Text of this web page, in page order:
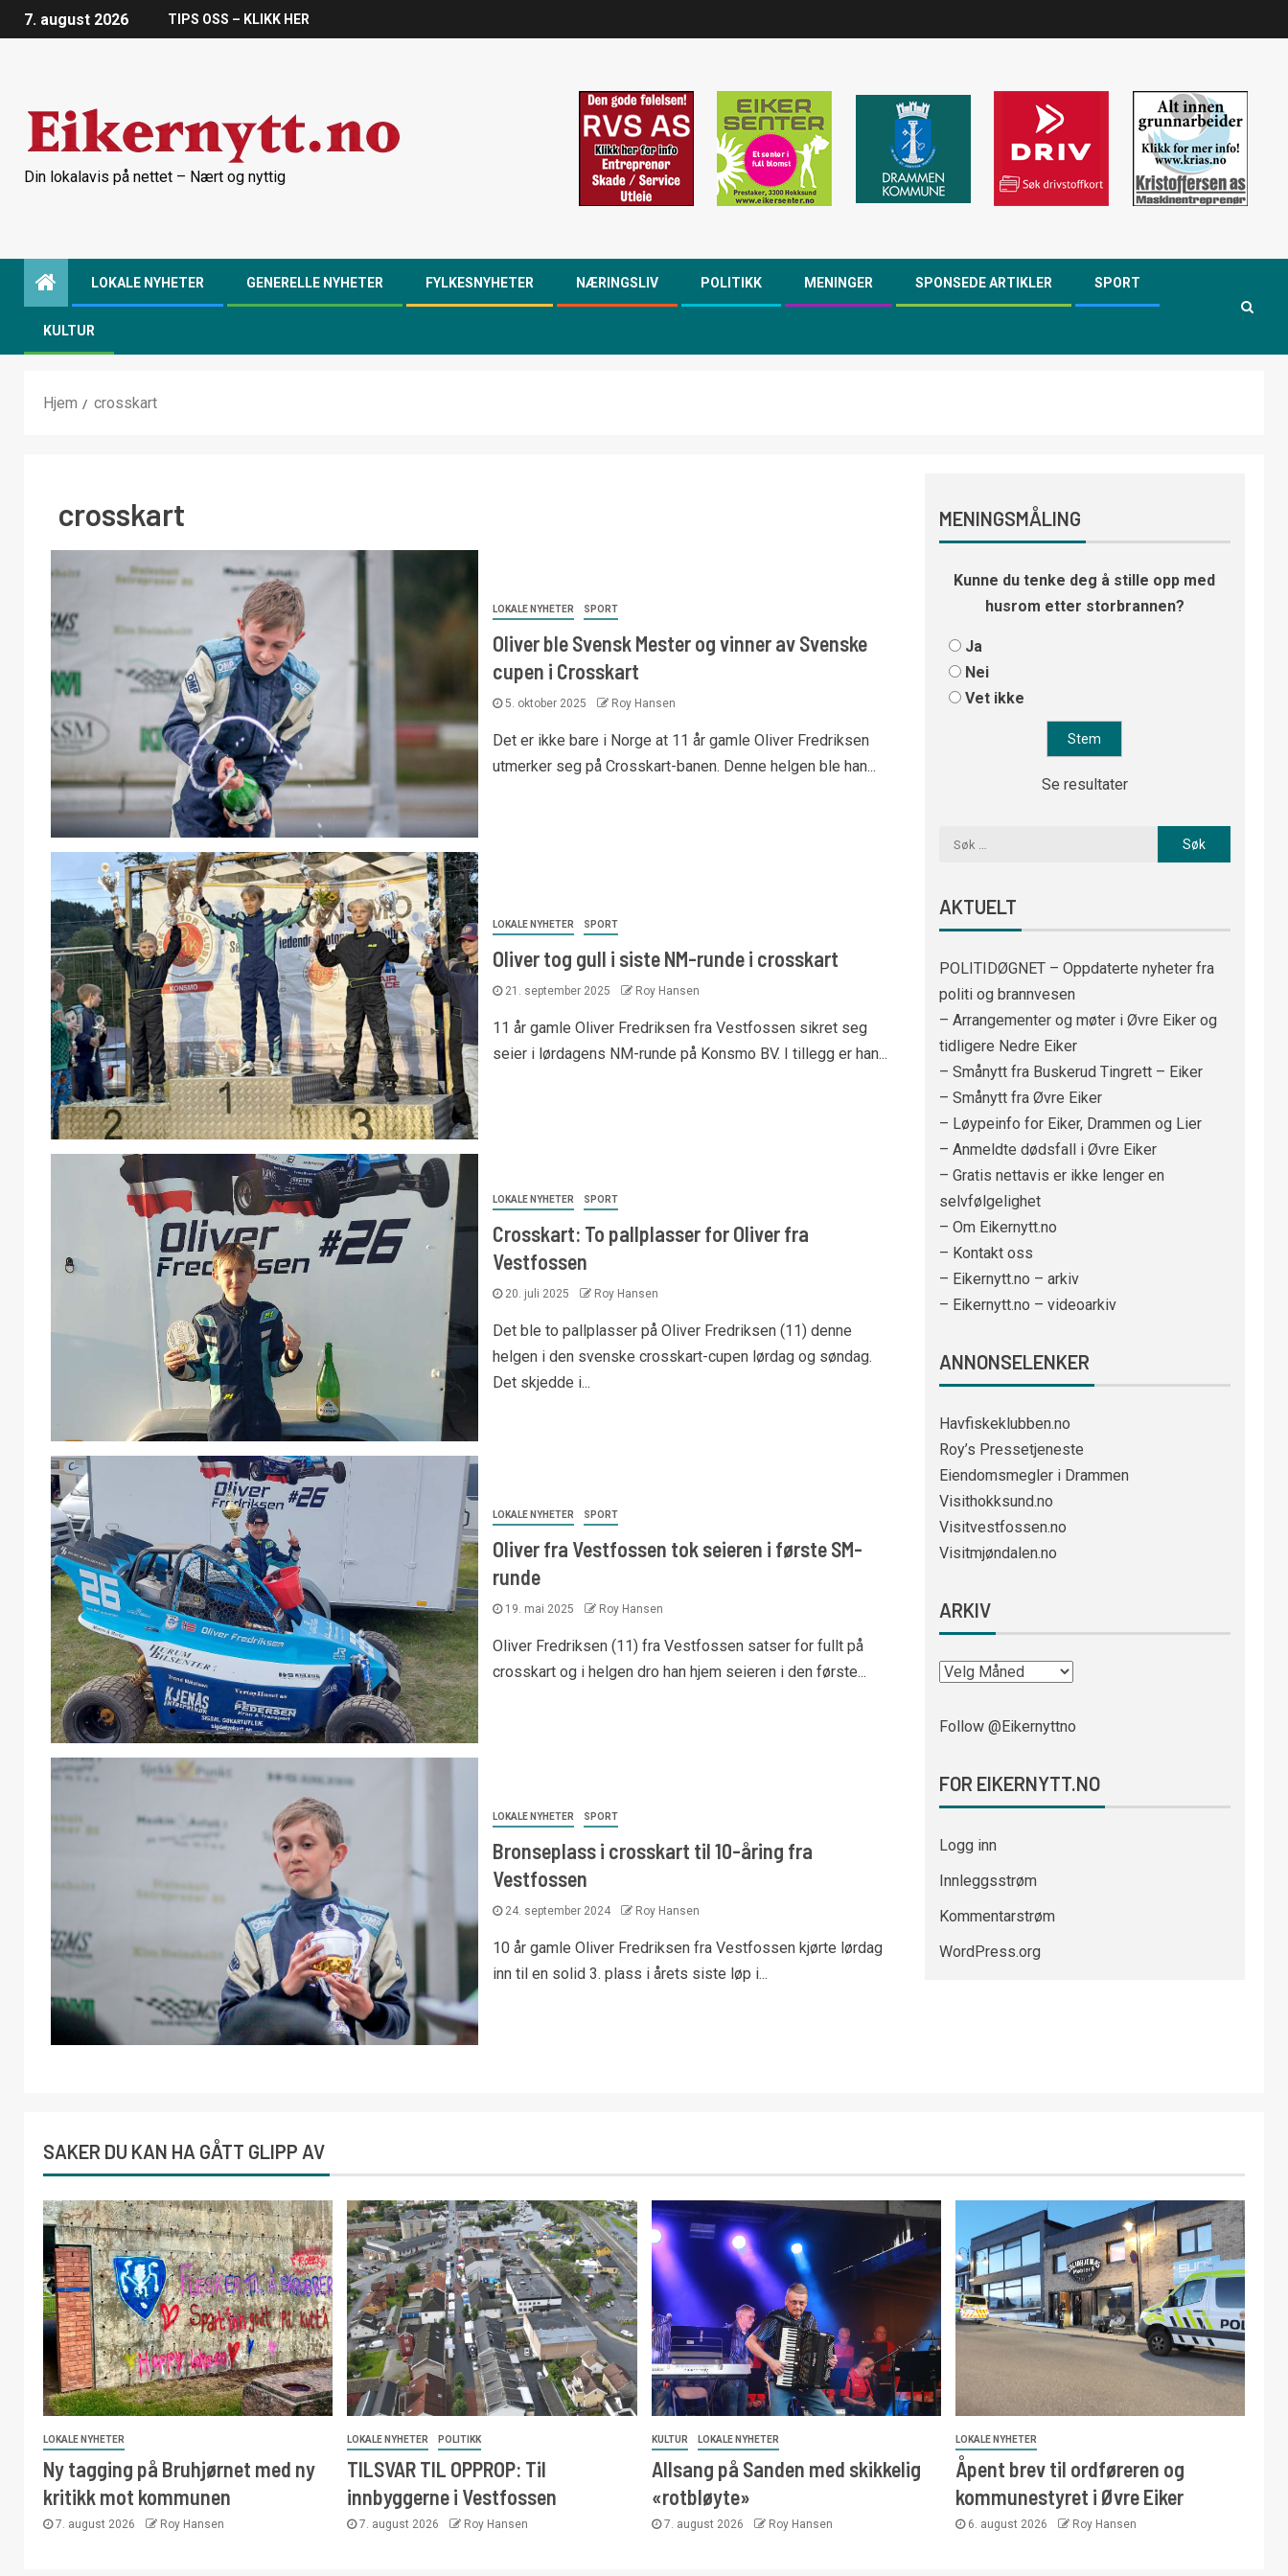
7. august 2026 TIPS OSS – KLIKK HER
Din lokalavis på nettet – Nært og nyttig
LOKALE NYHETER GENERELLE NYHETER FYLKESNYHETER NÆRINGSLIV POLITIKK MENINGER SPONSEDE ARTIKLER SPORT
KULTUR
Hjem crosskart
crosskart
LOKALE NYHETER SPORT
Oliver ble Svensk Mester og vinner av Svenske
cupen i Crosskart
5. oktober 2025 Roy Hansen
Det er ikke bare i Norge at 11 år gamle Oliver Fredriksen
utmerker seg på Crosskart-banen. Denne helgen ble han...
LOKALE NYHETER SPORT
Oliver tog gull i siste NM-runde i crosskart
21. september 2025 Roy Hansen
11 år gamle Oliver Fredriksen fra Vestfossen sikret seg
seier i lørdagens NM-runde på Konsmo BV. I tillegg er han...
LOKALE NYHETER SPORT
Crosskart: To pallplasser for Oliver fra
Vestfossen
20. juli 2025 Roy Hansen
Det ble to pallplasser på Oliver Fredriksen (11) denne
helgen i den svenske crosskart-cupen lørdag og søndag.
Det skjedde i...
LOKALE NYHETER SPORT
Oliver fra Vestfossen tok seieren i første SM-
runde
19. mai 2025 Roy Hansen
Oliver Fredriksen (11) fra Vestfossen satser for fullt på
crosskart og i helgen dro han hjem seieren i den første...
LOKALE NYHETER SPORT
Bronseplass i crosskart til 10-åring fra
Vestfossen
24. september 2024 Roy Hansen
10 år gamle Oliver Fredriksen fra Vestfossen kjørte lørdag
inn til en solid 3. plass i årets siste løp i...
MENINGSMÅLING
Kunne du tenke deg å stille opp med
husrom etter storbrannen?
Ja
Nei
Vet ikke
Se resultater
AKTUELT
POLITIDØGNET – Oppdaterte nyheter fra
politi og brannvesen
– Arrangementer og møter i Øvre Eiker og
tidligere Nedre Eiker
– Smånytt fra Buskerud Tingrett – Eiker
– Smånytt fra Øvre Eiker
– Løypeinfo for Eiker, Drammen og Lier
– Anmeldte dødsfall i Øvre Eiker
– Gratis nettavis er ikke lenger en
selvfølgelighet
– Om Eikernytt.no
– Kontakt oss
– Eikernytt.no – arkiv
– Eikernytt.no – videoarkiv
ANNONSELENKER
Havfiskeklubben.no
Roy’s Pressetjeneste
Eiendomsmegler i Drammen
Visithokksund.no
Visitvestfossen.no
Visitmjøndalen.no
ARKIV
Follow @Eikernyttno
FOR EIKERNYTT.NO
Logg inn
Innleggsstrøm
Kommentarstrøm
WordPress.org
SAKER DU KAN HA GÅTT GLIPP AV
LOKALE NYHETER
Ny tagging på Bruhjørnet med ny
kritikk mot kommunen
7. august 2026 Roy Hansen
LOKALE NYHETER POLITIKK
TILSVAR TIL OPPROP: Til
innbyggerne i Vestfossen
7. august 2026 Roy Hansen
KULTUR LOKALE NYHETER
Allsang på Sanden med skikkelig
«rotbløyte»
7. august 2026 Roy Hansen
LOKALE NYHETER
Åpent brev til ordføreren og
kommunestyret i Øvre Eiker
6. august 2026 Roy Hansen